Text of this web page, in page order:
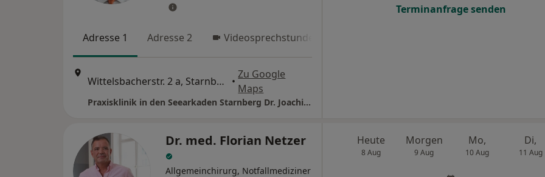
Adresse 1 Adresse 2 Videosprechstunde
Wittelsbacherstr. 2 a, Starnberg •
Zu Google
Maps
Praxisklinik in den Seearkaden Starnberg Dr. Joachim von Finckenstein Facharzt für Plast. Chirurgie
Terminanfrage senden
Dr. med. Florian Netzer
Allgemeinchirurg, Notfallmediziner
Heute
8 Aug
Morgen
9 Aug
Mo,
10 Aug
Di,
11 Aug